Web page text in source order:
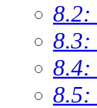
8.2:
8.3:
8.4:
8.5: